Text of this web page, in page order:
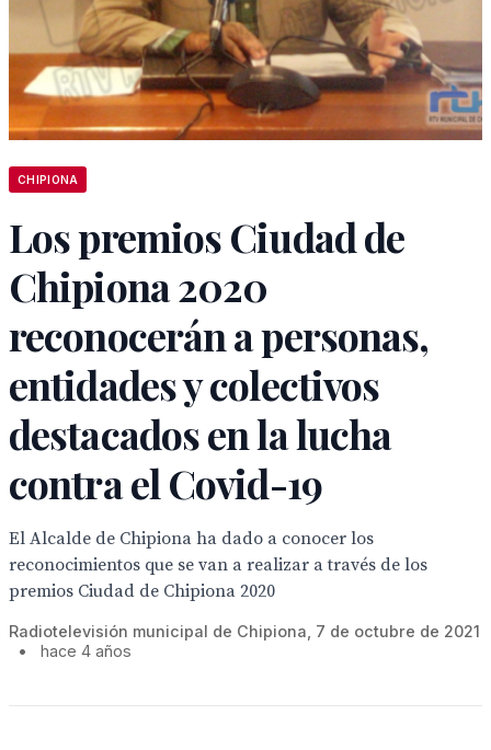
CHIPIONA
Los premios Ciudad de
Chipiona 2020
reconocerán a personas,
entidades y colectivos
destacados en la lucha
contra el Covid-19
El Alcalde de Chipiona ha dado a conocer los
reconocimientos que se van a realizar a través de los
premios Ciudad de Chipiona 2020
Radiotelevisión municipal de Chipiona, 7 de octubre de 2021
•
hace 4 años